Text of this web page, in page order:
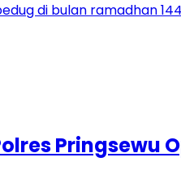
di bulan ramadhan